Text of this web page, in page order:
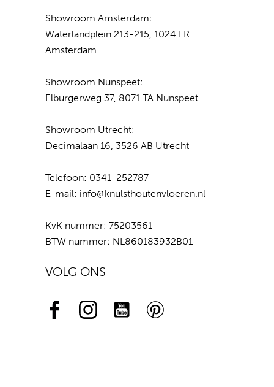
Showroom Amsterdam:
Waterlandplein 213-215, 1024 LR
Amsterdam
Showroom Nunspeet:
Elburgerweg 37, 8071 TA Nunspeet
Showroom Utrecht:
Decimalaan 16, 3526 AB Utrecht
Telefoon: 0341-252787
E-mail: info@knulsthoutenvloeren.nl
KvK nummer: 75203561
BTW nummer: NL860183932B01
VOLG ONS